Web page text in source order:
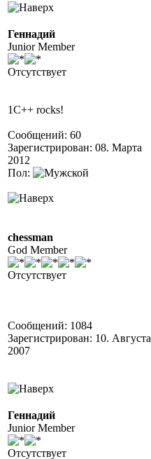
Геннадий
Junior Member
Отсутствует
1C++ rocks!
Сообщений: 60
Зарегистрирован: 08. Марта
2012
Пол:
chessman
God Member
Отсутствует
Сообщений: 1084
Зарегистрирован: 10. Августа
2007
Геннадий
Junior Member
Отсутствует